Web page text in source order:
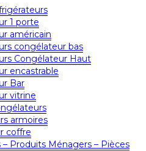
1 porte
américain
congélateur bas
Congélateur Haut
encastrable
Bar
vitrine
armoires
coffre
– Produits Ménagers – Pièces